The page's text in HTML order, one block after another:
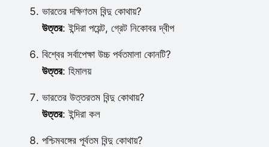
ভারতের দক্ষিণতম বিন্দু কোথায়?
উত্তর: ইন্দিরা পয়েন্ট, গ্রেট নিকোবর দ্বীপ
বিশ্বের সর্বাপেক্ষা উচ্চ পর্বতমালা কোনটি?
উত্তর: হিমালয়
ভারতের উত্তরতম বিন্দু কোথায়?
উত্তর: ইন্দিরা কল
পশ্চিমবঙ্গের পূর্বতম বিন্দু কোথায়?